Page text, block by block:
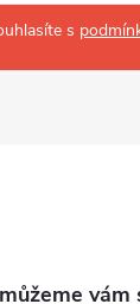
s